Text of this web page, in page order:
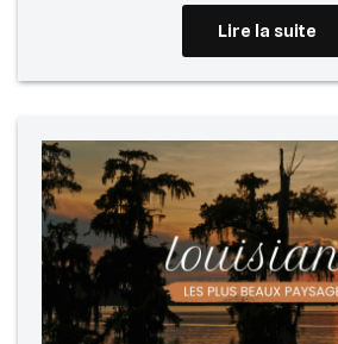
Lire la suite